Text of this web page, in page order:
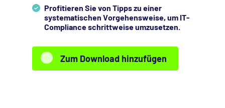
Profitieren Sie von Tipps zu einer
systematischen Vorgehensweise, um IT-
Compliance schrittweise umzusetzen.
Zum Download hinzufügen